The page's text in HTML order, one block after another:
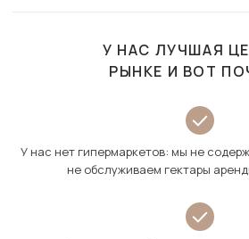
У НАС ЛУЧШАЯ
РЫНКЕ И ВОТ
У нас нет гипермаркетов: мы не
не обслуживаем гектары